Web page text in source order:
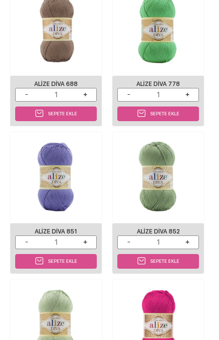
ALIZE DIVA 688
SEPETE EKLE
ALIZE DIVA 778
SEPETE EKLE
ALIZE DIVA 851
SEPETE EKLE
ALIZE DIVA 852
SEPETE EKLE